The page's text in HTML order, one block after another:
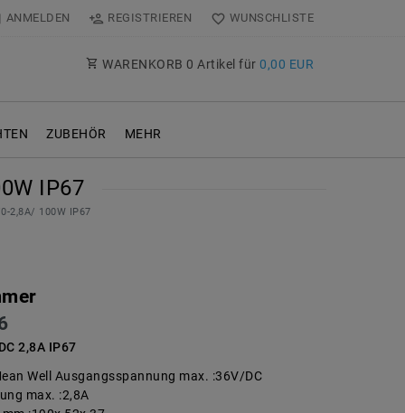
ANMELDEN REGISTRIEREN WUNSCHLISTE
WARENKORB 0 Artikel für 0,00 EUR
ZUBEHÖR MEHR
IP67
2,8A/ 100W IP67
2,8A IP67
Well Ausgangsspannung max. :36V/DC
max. :2,8A